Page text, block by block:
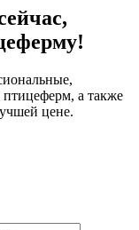
а также
цене.